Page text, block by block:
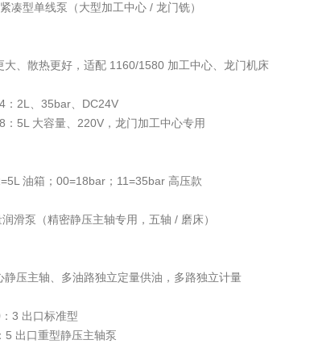
凑型单线泵（大型加工中心 / 龙门铣）
大、散热更好，适配 1160/1580 加工中心、龙门机床
：2L、35bar、DC24V
：5L 大容量、220V，龙门加工中心专用
油箱；00=18bar；11=35bar 高压款
滑泵（精密静压主轴专用，五轴 / 磨床）
静压主轴、多油路独立定量供油，多路独立计量
3 出口标准型
5 出口重型静压主轴泵